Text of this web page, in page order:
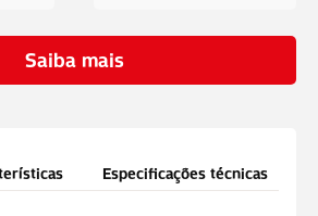
Saiba mais
Especificações técnicas